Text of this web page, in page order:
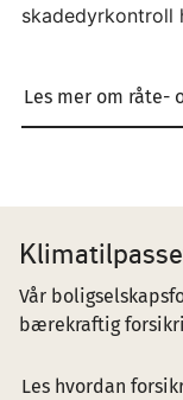
skadedyrkontroll
Les mer om råte-
Vår
bærekraftig
Les hvordan